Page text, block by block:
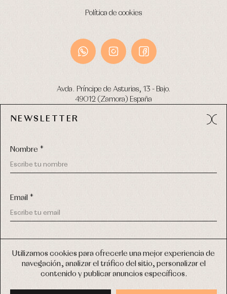
Utilizamos cookies para ofrecerle una mejor experiencia de
navegación, analizar el tráfico del sitio, personalizar el
contenido y publicar anuncios específicos.
Política de cookies
Avda. Príncipe de Asturias, 13 - Bajo.
49012 (Zamora) España
Tel: 980 049 683
COPYRIGHT © 2026 PRIMER BEBÉ.
TODOS LOS DERECHOS RESERVADOS
DISEÑO WEB SGM
NEWSLETTER
Nombre *
Email *
mis datos personales explicada en laPolítica de privacidad
(*) Quiero recibir novedades y comunicaciones comerciales
personalizadas de Primer Bebé a través del email